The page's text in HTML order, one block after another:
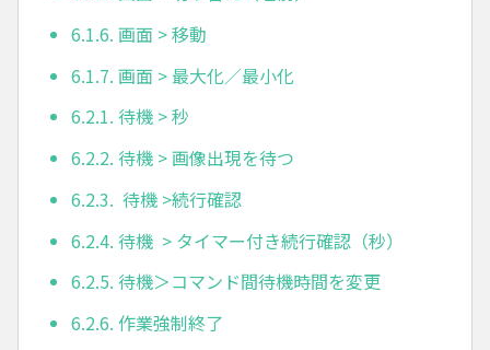
6.1.6. 画面 > 移動
6.1.7. 画面 > 最大化／最小化
6.2.1. 待機 > 秒
6.2.2. 待機 > 画像出現を待つ
6.2.3. 待機 >続行確認
6.2.4. 待機 > タイマー付き続行確認（秒）
6.2.5. 待機＞コマンド間待機時間を変更
6.2.6. 作業強制終了